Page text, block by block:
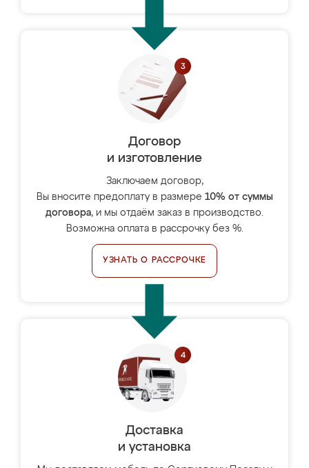
Договор
и изготовление
Заключаем договор,
Вы вносите предоплату в размере 10% от суммы
договора, и мы отдаём заказ в производство.
Возможна оплата в рассрочку без %.
УЗНАТЬ О РАССРОЧКЕ
Доставка
и установка